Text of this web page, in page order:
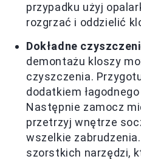
przypadku użyj
rozgrzać i oddzielić
Dokładne
demontażu kloszy
czyszczenia.
dodatkiem
Następnie zamocz
przetrzyj wnętrze
wszelkie
szorstkich narzędzi,